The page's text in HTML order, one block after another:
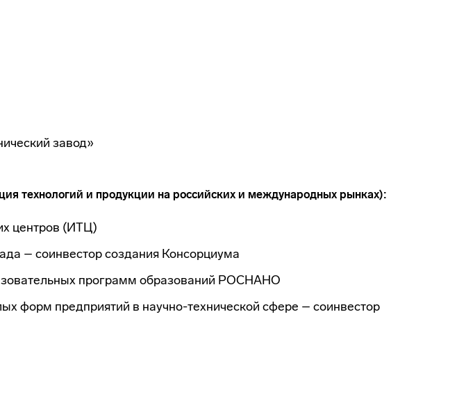
завод»
технологий и продукции на российских и международных рынках):
центров (ИТЦ)
– соинвестор создания Консорциума
программ образований РОСНАНО
форм предприятий в научно-технической сфере – соинвестор